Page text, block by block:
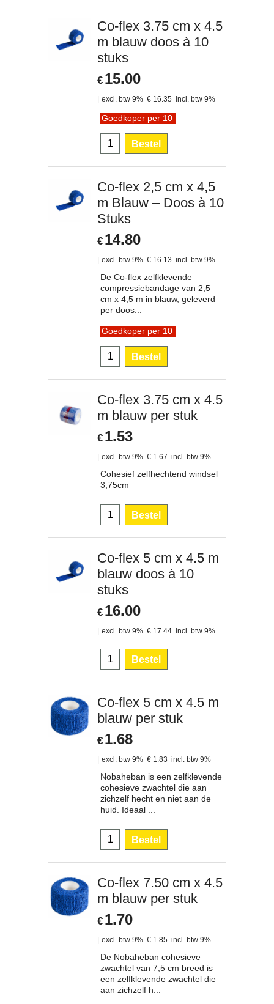
Co-flex 3.75 cm x 4.5
m blauw doos à 10
stuks
€ 15.00
excl. btw 9% € 16.35 incl. btw 9%
Goedkoper per 10
Bestel
Co-flex 2,5 cm x 4,5
m Blauw – Doos à 10
Stuks
€ 14.80
excl. btw 9% € 16.13 incl. btw 9%
De Co-flex zelfklevende
compressiebandage van 2,5
cm x 4,5 m in blauw, geleverd
per doos...
Goedkoper per 10
Bestel
Co-flex 3.75 cm x 4.5
m blauw per stuk
€ 1.53
excl. btw 9% € 1.67 incl. btw 9%
Cohesief zelfhechtend windsel
3,75cm
Bestel
Co-flex 5 cm x 4.5 m
blauw doos à 10
stuks
€ 16.00
excl. btw 9% € 17.44 incl. btw 9%
Bestel
Co-flex 5 cm x 4.5 m
blauw per stuk
€ 1.68
excl. btw 9% € 1.83 incl. btw 9%
Nobaheban is een zelfklevende
cohesieve zwachtel die aan
zichzelf hecht en niet aan de
huid. Ideaal ...
Bestel
Co-flex 7.50 cm x 4.5
m blauw per stuk
€ 1.70
excl. btw 9% € 1.85 incl. btw 9%
De Nobaheban cohesieve
zwachtel van 7,5 cm breed is
een zelfklevende zwachtel die
aan zichzelf h...